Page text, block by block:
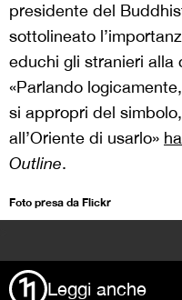
presidente del
sottolineato
educhi gli stranieri alla
«Parlando
si appropri del
all’Oriente di usarlo»
Outline.
Foto presa da Flickr
Leggi anche